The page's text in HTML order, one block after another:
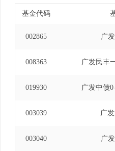
基金代码
002865 广
008363 广发民丰
019930 广发中债
003039 广
003040 广